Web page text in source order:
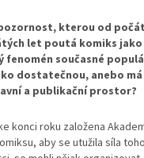
kterou od
let poutá komiks jako
fenomén současné
dostatečnou, anebo má
a publikační prostor?
konci roku založena
aby se utužila síla